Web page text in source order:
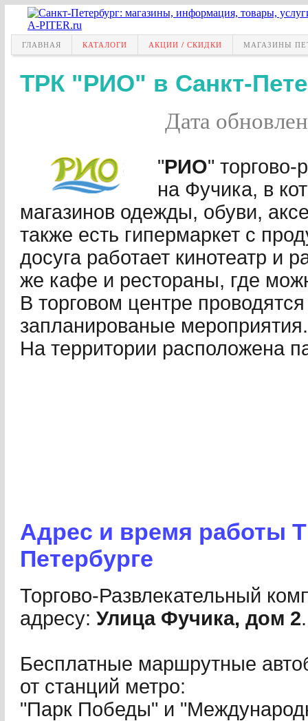
ГЛАВНАЯ КАТАЛОГИ АКЦИИ / СКИДКИ МАГАЗИНЫ
ТРК "РИО" в Санкт-
Дата
"РИО" торгово-
на Фучика, в
магазинов одежды, обуви,
также есть гипермаркет с
досуга работает кинотеатр и
же кафе и рестораны, где
В торговом центре
запланированые мероприятия.
На территории расположена
Адрес и время работы
Петербурге
Торгово-Развлекательный
адресу: Улица Фучика, дом 2.
Бесплатные маршрутные
от станций метро:
"Парк Победы" и